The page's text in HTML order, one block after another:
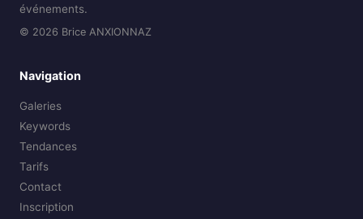
événements.
© 2026 Brice ANXIONNAZ
Navigation
Galeries
Keywords
Tendances
Tarifs
Contact
Inscription